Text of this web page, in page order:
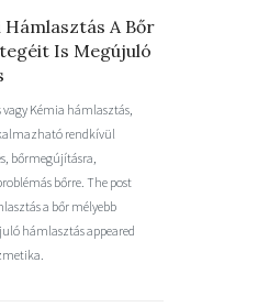
Hámlasztás A Bőr
Is Megújuló
vagy Kémia hámlasztás,
rendkívül
bőrmegújításra,
bőrre. The post
a bőr mélyebb
hámlasztás appeared